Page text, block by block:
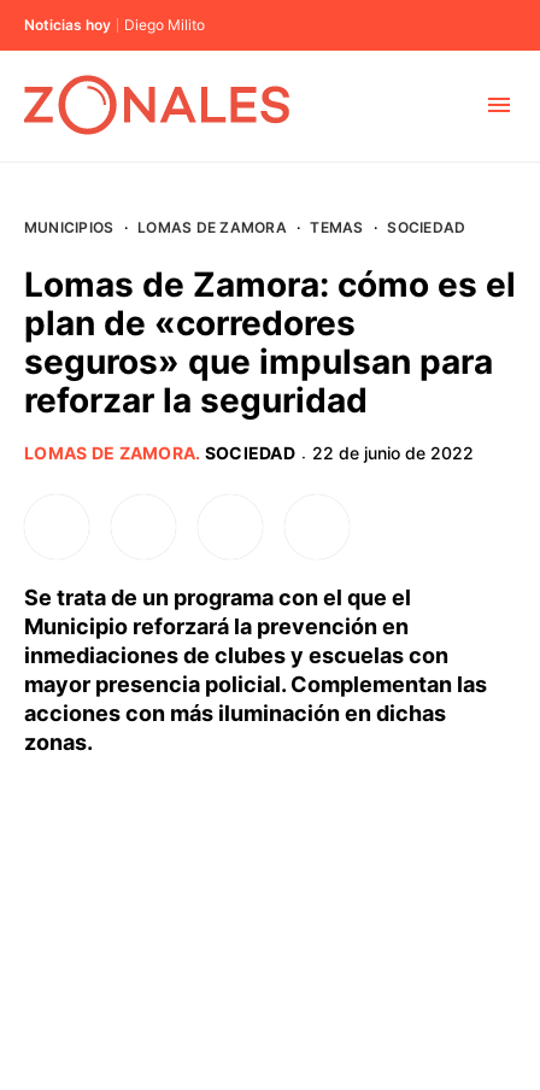
Noticias hoy Diego Milito
BUENOS AIRES
PROVINCIAS
MUNICIPIOS · LOMAS DE ZAMORA · TEMAS · SOCIEDAD
Lomas de Zamora: cómo es el
plan de «corredores
seguros» que impulsan para
reforzar la seguridad
LOMAS DE ZAMORA. SOCIEDAD · 22 de junio de 2022
Se trata de un programa con el que el
Municipio reforzará la prevención en
inmediaciones de clubes y escuelas con
mayor presencia policial. Complementan las
acciones con más iluminación en dichas
zonas.